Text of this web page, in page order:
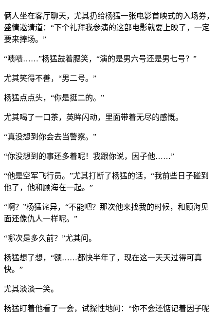
俩人坐在客厅聊天，尤其扔给杨猛一张电影首映式的入场券，
盛情邀请道：“下个礼拜我参演的这部电影就要上映了，一定
要来捧场。”
“啧啧……”杨猛鼓着腮笑，“演的是男六号还是男七号？”
尤其笑得不善，“男二号。”
杨猛点点头，“你是挺二的。”
尤其喝了一口茶，英眸闪动，里面带着无尽的感慨。
“真没想到你会去当警察。”
“你没想到的事还多着呢！我跟你说，因子他……”
“他是空军飞行员。”尤其打断了杨猛的话，“我前些日子碰到
他了，他和顾海在一起。”
“啊？”杨猛诧异，“不能吧？那次他来找我的时候，和顾海见
面还像仇人一样呢。”
“哪次是多久前？”尤其问。
杨猛想了想，“额……都快半年了，现在这一天天过得可真
快。”
尤其淡淡一笑。
杨猛盯着他看了一会，试探性地问：“你不会还惦记着因子呢